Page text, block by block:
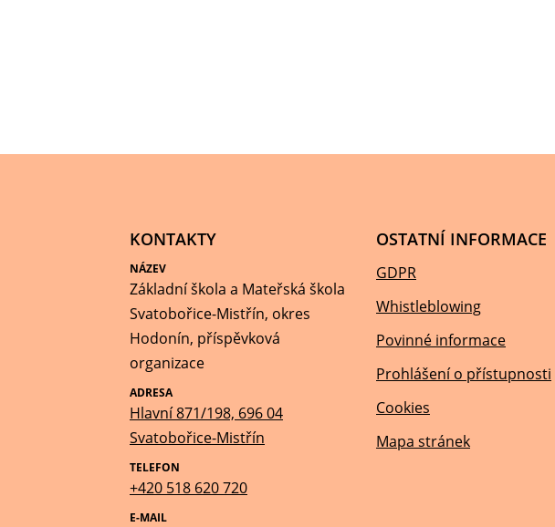
KONTAKTY
NÁZEV
Základní škola a Mateřská škola
Svatobořice-Mistřín, okres
Hodonín, příspěvková
organizace
ADRESA
Hlavní 871/198, 696 04
Svatobořice-Mistřín
TELEFON
+420 518 620 720
E-MAIL
OSTATNÍ INFORMACE
GDPR
Whistleblowing
Povinné informace
Prohlášení o přístupnosti
Cookies
Mapa stránek